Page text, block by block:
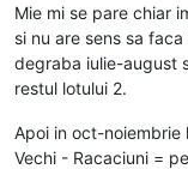
Mie mi se pare chiar
si nu are sens sa
degraba iulie-august
restul lotului 2.
Apoi in oct-noiembrie
Vechi - Racaciuni =